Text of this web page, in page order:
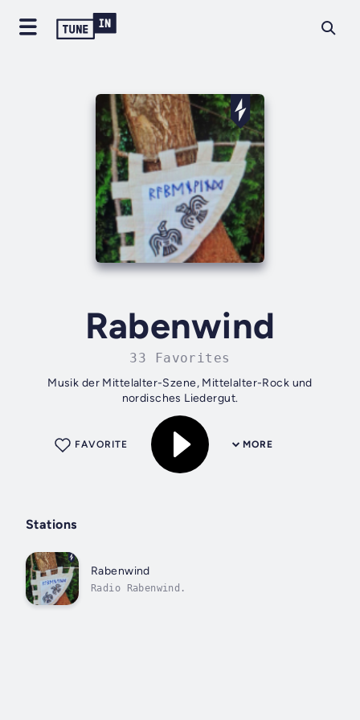
Rabenwind
33 Favorites
Musik der Mittelalter-Szene, Mittelalter-Rock und
nordisches Liedergut.
MORE
FAVORITE
Stations
Rabenwind
Radio Rabenwind.